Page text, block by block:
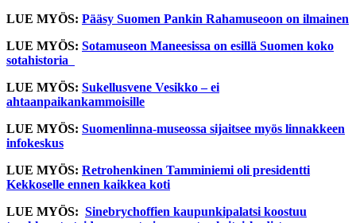
LUE MYÖS: Pääsy Suomen Pankin Rahamuseoon on ilmainen
LUE MYÖS: Sotamuseon Maneesissa on esillä Suomen koko
sotahistoria
LUE MYÖS: Sukellusvene Vesikko – ei
ahtaanpaikankammoisille
LUE MYÖS: Suomenlinna-museossa sijaitsee myös linnakkeen
infokeskus
LUE MYÖS: Retrohenkinen Tamminiemi oli presidentti
Kekkoselle ennen kaikkea koti
LUE MYÖS: Sinebrychoffien kaupunkipalatsi koostuu